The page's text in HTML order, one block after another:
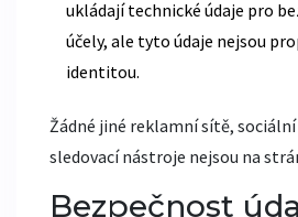
ukládají technické údaje pro
účely, ale tyto údaje nejsou
identitou.
Žádné jiné reklamní sítě,
sledovací nástroje nejsou na
Bezpečnost